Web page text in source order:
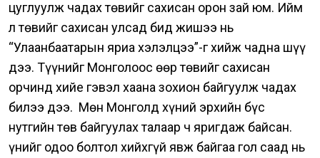
цуглуулж чадах төвийг сахисан орон зай юм. Ийм
л төвийг сахисан улсад бид жишээ нь
“Улаанбаатарын яриа хэлэлцээ”-г хийж чадна шүү
дээ. Түүнийг Монголоос өөр төвийг сахисан
орчинд хийе гэвэл хаана зохион байгуулж чадах
билээ дээ. Мөн Монголд хүний эрхийн бүс
нутгийн төв байгуулах талаар ч яригдаж байсан.
Үүнийг одоо болтол хийхгүй явж байгаа гол саад нь